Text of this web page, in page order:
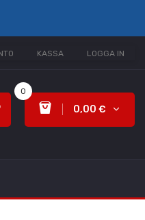
KASSA LOGGA IN
0
0,00 €